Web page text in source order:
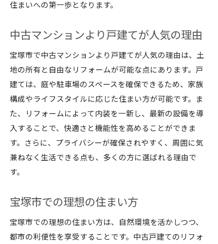
住まいへの第一歩となります。
中古マンションより戸建てが人気の理由
宝塚市で中古マンションより戸建てが人気の理由は、土
地の所有と自由なリフォームが可能な点にあります。戸
建ては、庭や駐車場のスペースを確保できるため、家族
構成やライフスタイルに応じた住まい方が可能です。ま
た、リフォームによって内装を一新し、最新の設備を導
入することで、快適さと機能性を高めることができま
す。さらに、プライバシーが確保されやすく、周囲に気
兼ねなく生活できる点も、多くの方に選ばれる理由で
す。
宝塚市での理想の住まい方
宝塚市での理想の住まい方は、自然環境を活かしつつ、
都市の利便性を享受することです。中古戸建てのリフォ